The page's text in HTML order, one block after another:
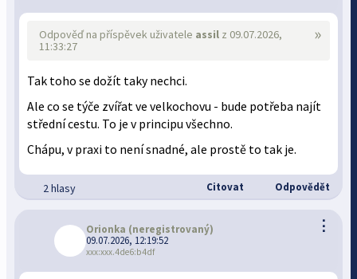
»
Odpověď na příspěvek uživatele assil z 09.07.2026,
11:33:27
Tak toho se dožít taky nechci.
Ale co se týče zvířat ve velkochovu - bude potřeba najít
střední cestu. To je v principu všechno.
Chápu, v praxi to není snadné, ale prostě to tak je.
2 hlasy Citovat Odpovědět
⋮
Orionka (neregistrovaný)
09.07.2026, 12:19:52
xxx:xxx.4de6:b4df